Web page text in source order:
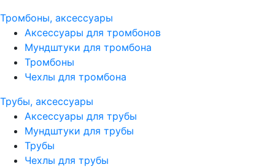
Тромбоны, аксессуары
Аксессуары для тромбонов
Мундштуки для тромбона
Тромбоны
Чехлы для тромбона
Трубы, аксессуары
Аксессуары для трубы
Мундштуки для трубы
Трубы
Чехлы для трубы